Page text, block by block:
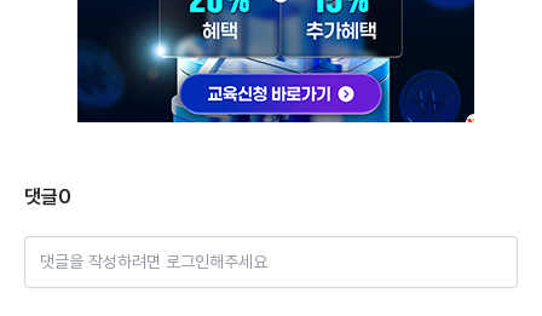
댓글0
댓글을 작성하려면 로그인해주세요